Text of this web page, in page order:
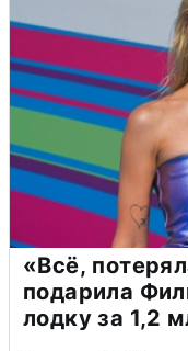
«Всё,
подарила
лодку за 1,2